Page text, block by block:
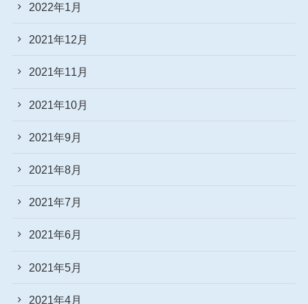
2022年1月
2021年12月
2021年11月
2021年10月
2021年9月
2021年8月
2021年7月
2021年6月
2021年5月
2021年4月